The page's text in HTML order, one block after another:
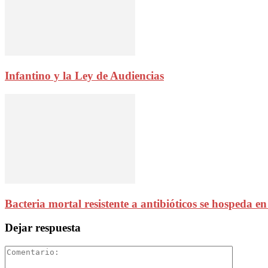
Infantino y la Ley de Audiencias
Bacteria mortal resistente a antibióticos se hospeda
Dejar respuesta